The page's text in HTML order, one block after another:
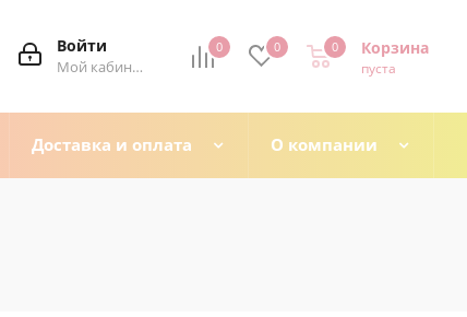
0 0 Корзина
0
пуста
0
Войти
Мой кабинет
Доставка и оплата О компании